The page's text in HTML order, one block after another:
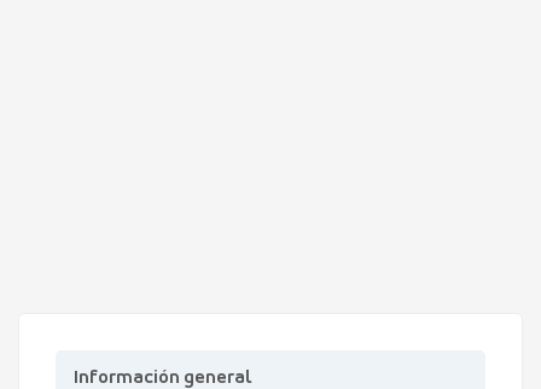
Información general